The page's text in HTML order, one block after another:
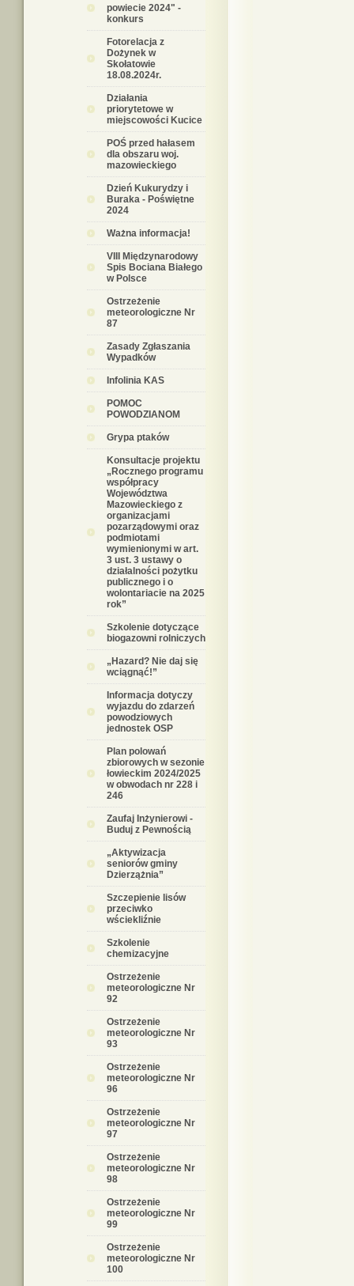
powiecie 2024" -
konkurs
Fotorelacja z
Dożynek w
Skołatowie
18.08.2024r.
Działania
priorytetowe w
miejscowości Kucice
POŚ przed hałasem
dla obszaru woj.
mazowieckiego
Dzień Kukurydzy i
Buraka - Poświętne
2024
Ważna informacja!
VIII Międzynarodowy
Spis Bociana Białego
w Polsce
Ostrzeżenie
meteorologiczne Nr
87
Zasady Zgłaszania
Wypadków
Infolinia KAS
POMOC
POWODZIANOM
Grypa ptaków
Konsultacje projektu
„Rocznego programu
współpracy
Województwa
Mazowieckiego z
organizacjami
pozarządowymi oraz
podmiotami
wymienionymi w art.
3 ust. 3 ustawy o
działalności pożytku
publicznego i o
wolontariacie na 2025
rok”
Szkolenie dotyczące
biogazowni rolniczych
„Hazard? Nie daj się
wciągnąć!”
Informacja dotyczy
wyjazdu do zdarzeń
powodziowych
jednostek OSP
Plan polowań
zbiorowych w sezonie
łowieckim 2024/2025
w obwodach nr 228 i
246
Zaufaj Inżynierowi -
Buduj z Pewnością
„Aktywizacja
seniorów gminy
Dzierzążnia”
Szczepienie lisów
przeciwko
wściekliźnie
Szkolenie
chemizacyjne
Ostrzeżenie
meteorologiczne Nr
92
Ostrzeżenie
meteorologiczne Nr
93
Ostrzeżenie
meteorologiczne Nr
96
Ostrzeżenie
meteorologiczne Nr
97
Ostrzeżenie
meteorologiczne Nr
98
Ostrzeżenie
meteorologiczne Nr
99
Ostrzeżenie
meteorologiczne Nr
100